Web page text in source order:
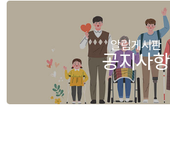
알림게시판
공지사항